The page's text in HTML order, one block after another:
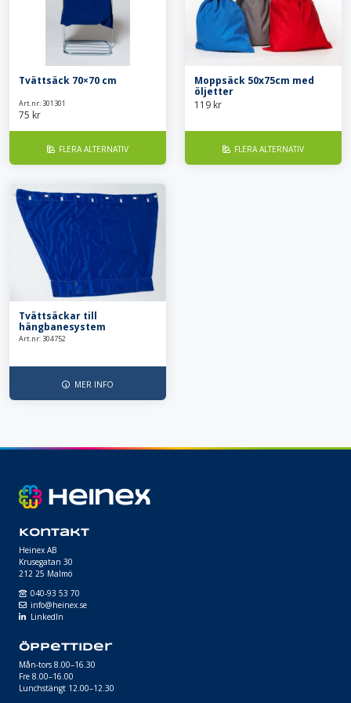
dina behov.
Tvättsäck 70×70 cm
Art.nr: 301301
75 kr
FLERA ALTERNATIV
Moppsäck 50x75cm med
öljetter
119 kr
FLERA ALTERNATIV
Tvättsäckar till
hängbanesystem
Art.nr: 304752
MER INFO
Kontakt
Heinex AB
Krusegatan 30
212 25 Malmö
040-93 53 70
info@heinex.se
LinkedIn
Öppettider
Mån-tors 8.00–16.30
Fre 8.00–16.00
Lunchstängt 12.00–12.30